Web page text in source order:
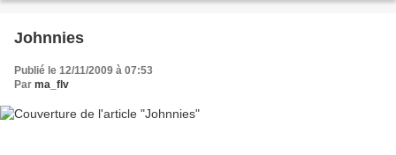
Johnnies
Publié le 12/11/2009 à 07:53
Par ma_flv